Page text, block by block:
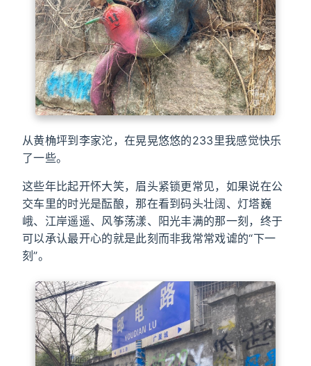
从黄桷坪到李家沱，在晃晃悠悠的233里我感觉快乐
了一些。
这些年比起开怀大笑，眉头紧锁更常见，如果说在公
交车里的时光是酝酿，那在看到码头壮阔、灯塔巍
峨、江岸遥遥、风筝荡漾、阳光丰满的那一刻，终于
可以承认最开心的就是此刻而非我常常戏谑的“下一
刻”。